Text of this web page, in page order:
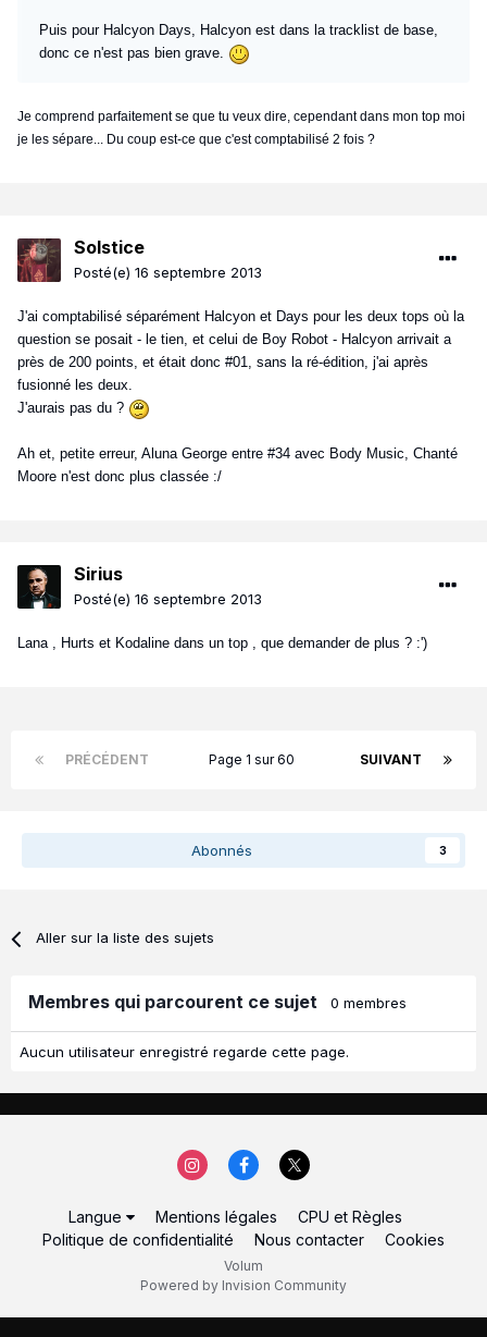
Puis pour Halcyon Days, Halcyon est dans la tracklist de base,
donc ce n'est pas bien grave.
Je comprend parfaitement se que tu veux dire, cependant dans mon top moi
je les sépare... Du coup est-ce que c'est comptabilisé 2 fois ?
Solstice
Posté(e) 16 septembre 2013
J'ai comptabilisé séparément Halcyon et Days pour les deux tops où la
question se posait - le tien, et celui de Boy Robot - Halcyon arrivait a
près de 200 points, et était donc #01, sans la ré-édition, j'ai après
fusionné les deux.
J'aurais pas du ?
Ah et, petite erreur, Aluna George entre #34 avec Body Music, Chanté
Moore n'est donc plus classée :/
Sirius
Posté(e) 16 septembre 2013
Lana , Hurts et Kodaline dans un top , que demander de plus ? :')
PRÉCÉDENT SUIVANT
Page 1 sur 60
Abonnés 3
Aller sur la liste des sujets
Membres qui parcourent ce sujet 0 membres
Aucun utilisateur enregistré regarde cette page.
Langue Mentions légales
CPU et Règles
Politique de confidentialité
Nous contacter Cookies
Volum
Powered by Invision Community